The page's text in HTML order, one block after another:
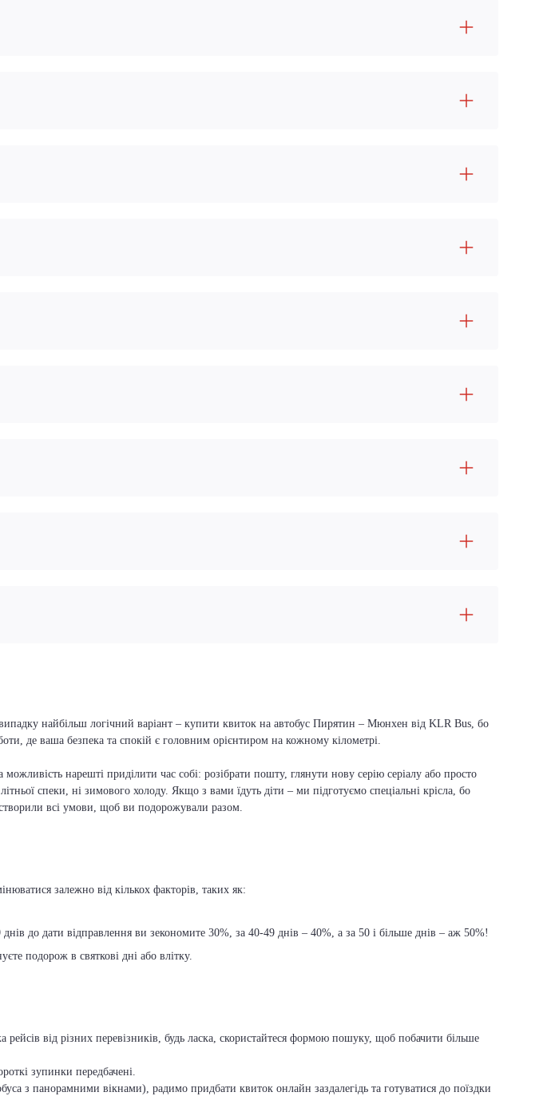
найбільш логічний варіант – купити квиток на автобус Пирятин – Мюнхен від KLR Bus, бо
де ваша безпека та спокій є головним орієнтиром на кожному кілометрі.
нарешті приділити час собі: розібрати пошту, глянути нову серію серіалу або просто
спеки, ні зимового холоду. Якщо з вами їдуть діти – ми підготуємо спеціальні крісла, бо
всі умови, щоб ви подорожували разом.
залежно від кількох факторів, таких як:
до дати відправлення ви зекономите 30%, за 40-49 днів – 40%, а за 50 і більше днів – аж 50%!
подорож в святкові дні або влітку.
від різних перевізників, будь ласка, скористайтеся формою пошуку, щоб побачити більше
зупинки передбачені.
з панорамними вікнами), радимо придбати квиток онлайн заздалегідь та готуватися до поїздки